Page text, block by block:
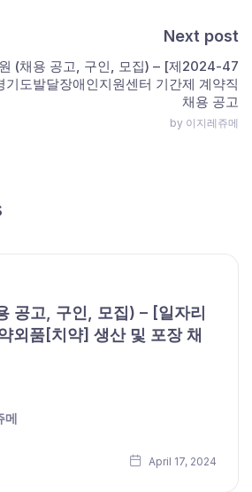
Next post
(채용 공고, 구인, 모집) – [제2024-47
도발달장애인지원센터 기간제 계약직
채용 공고
by 이지레쥬메
공고, 구인, 모집) – [일자리
외품[치약] 생산 및 포장 채
메
April 17, 2024